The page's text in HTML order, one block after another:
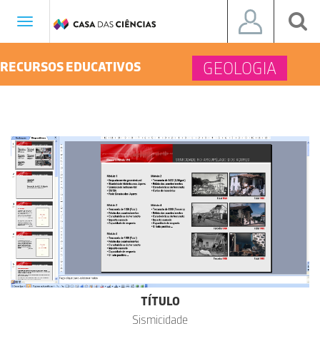
Toggle
RECURSOS EDUCATIVOS GEOLOGIA
TÍTULO
Sismicidade